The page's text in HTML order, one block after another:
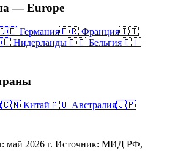
—Europe
Германия🇫🇷 Франция🇮🇹
Нидерланды🇧🇪 Бельгия🇨🇭
🇨🇳 Китай🇦🇺 Австралия🇯🇵
май 2026 г. Источник: МИД РФ,